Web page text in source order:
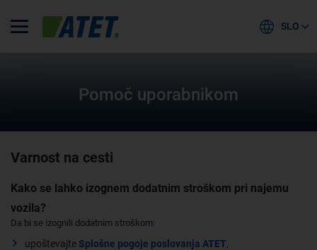
SLO
Pomoč uporabnikom
Varnost na cesti
Kako se lahko izognem dodatnim stroškom pri najemu
vozila?
Da bi se izognili dodatnim stroškom:
upoštevajte Splošne pogoje poslovanja ATET